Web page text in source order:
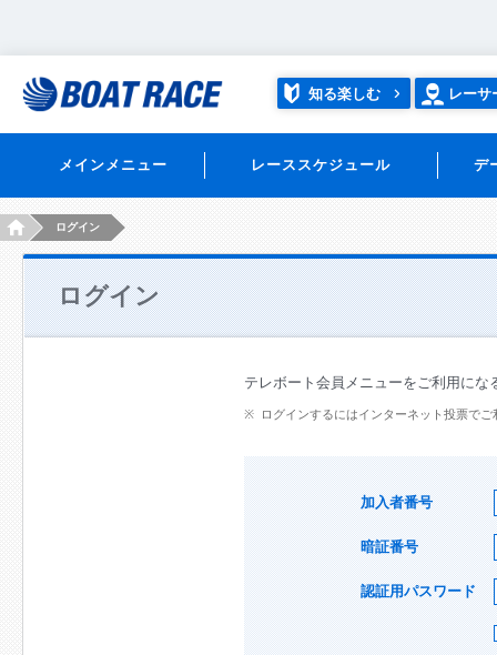
知る楽しむ レーサ
メインメニュー レーススケジュール デ
HOMEログイン
ログイン
テレボート会員メニューをご利用にな
ログインするにはインターネット投票で
加入者番号
暗証番号
認証用パスワード